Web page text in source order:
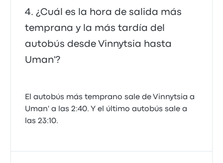
¿Cuál es la hora de salida más
temprana y la más tardía del
autobús desde Vinnytsia hasta
Uman'?
El autobús más temprano sale de Vinnytsia a
Uman' a las 2:40. Y el último autobús sale a
las 23:10.